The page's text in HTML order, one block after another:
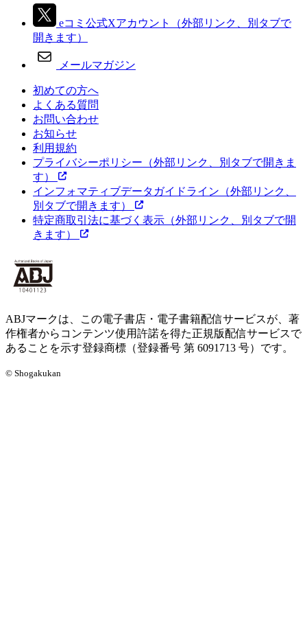
eコミ公式Xアカウント
（外部リンク、別タブで
開きます）
メールマガジン
初めての方へ
よくある質問
お問い合わせ
お知らせ
利用規約
プライバシーポリシー （外部リンク、別タブで開きま
す）
インフォマティブデータガイドライン （外部リンク、
別タブで開きます）
特定商取引法に基づく表示 （外部リンク、別タブで開
きます）
ABJマークは、この電子書店・電子書籍配信サービスが、著
作権者からコンテンツ使用許諾を得た正規版配信サービスで
あることを示す登録商標（登録番号 第 6091713 号）です。
© Shogakukan